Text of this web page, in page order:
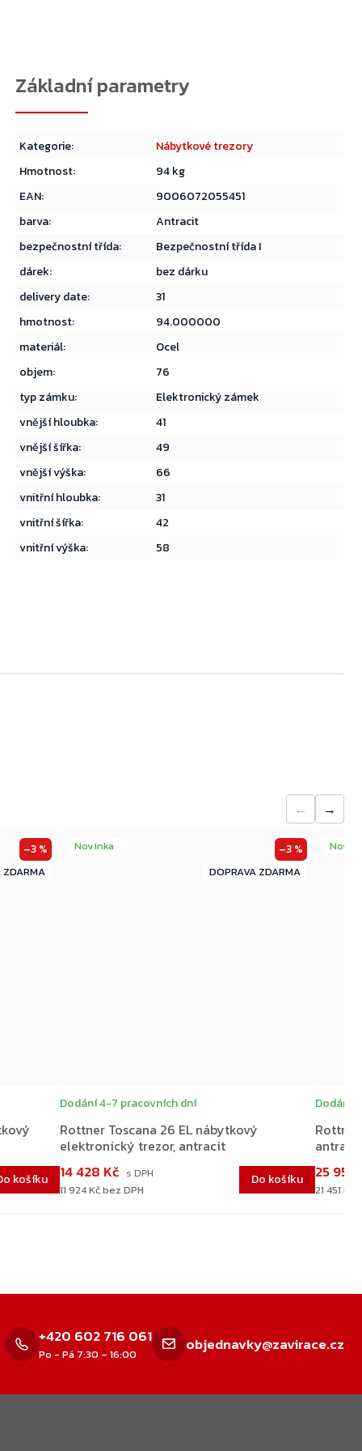
Kategorie:
Nábytkové trezory
Hmotnost:
94 kg
EAN:
9006072055451
barva:
Antracit
bezpečnostní třída:
Bezpečnostní třída I
dárek:
bez dárku
delivery date:
31
hmotnost:
94.000000
materiál:
Ocel
objem:
76
typ zámku:
Elektronický zámek
vnější hloubka:
41
vnější šířka:
49
vnější výška:
66
vnitřní hloubka:
31
vnitřní šířka:
42
vnitřní výška: 58
← →
ZDARMA
–3 %
košíku
Novinka
ZDARMA
–3 %
Rottner Toscana 26 EL nábytkový
elektronický trezor, antracit
Dodání 4-7 pracovních dní
11 924 Kč bez DPH
14 428 Kč Do košíku
antracit
Dodání
21 451 Kč
25
+420 602 716 061
Po - Pá 7:30 – 16:00 objednavky@zavirace.cz
Přejít do košíku